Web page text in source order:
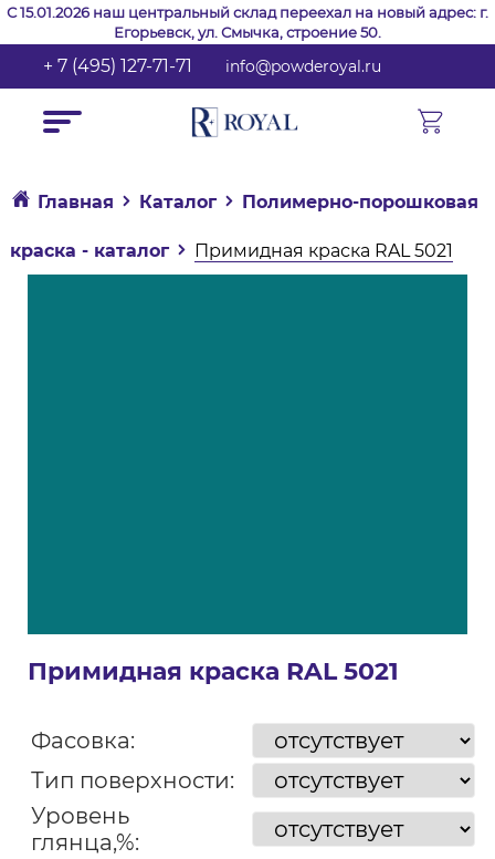
С 15.01.2026 наш центральный склад переехал на новый адрес: г.
Егорьевск, ул. Смычка, строение 50.
+ 7 (495) 127-71-71 info@powderoyal.ru
Главная Каталог Полимерно-порошковая
краска - каталог Примидная краска RAL 5021
Примидная краска RAL 5021
Фасовка:
Тип поверхности:
Уровень
глянца,%: